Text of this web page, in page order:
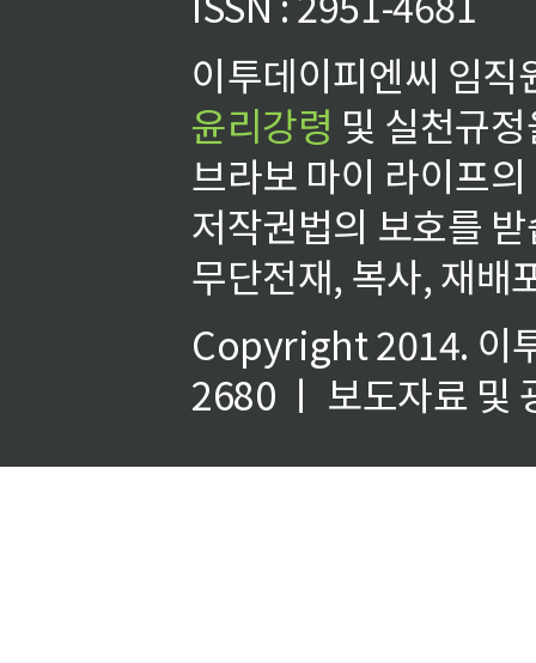
이투데이피엔씨 임
윤리강령 및 실천규
브라보 마이 라이프
저작권법의 보호를
무단전재, 복사, 재배
Copyright 2014. 이
2680 ㅣ 보도자료